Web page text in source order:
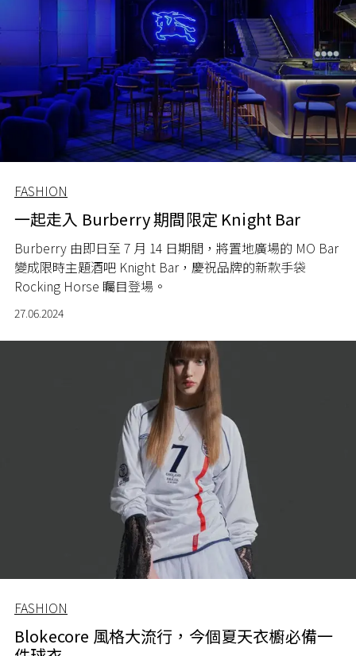
FASHION
一起走入 Burberry 期間限定 Knight Bar
Burberry 由即日至 7 月 14 日期間，將置地廣場的 MO Bar
變成限時主題酒吧 Knight Bar，慶祝品牌的新款手袋
Rocking Horse 矚目登場。
27.06.2024
FASHION
Blokecore 風格大流行，今個夏天衣櫥必備一